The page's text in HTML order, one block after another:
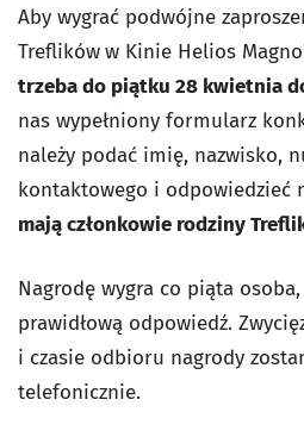
Aby wygrać podwójne
Treflikóww Kinie Helios
trzeba do piątku 28 kwietnia
nas wypełniony formularz
należy podać imię, nazwisko,
kontaktowego i odpowiedzieć
mają członkowie rodziny
Nagrodę wygra co piąta
prawidłową odpowiedź.
i czasie odbioru nagrody
telefonicznie.